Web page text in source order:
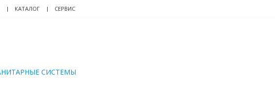
КАТАЛОГ СЕРВИС
СИСТЕМЫ